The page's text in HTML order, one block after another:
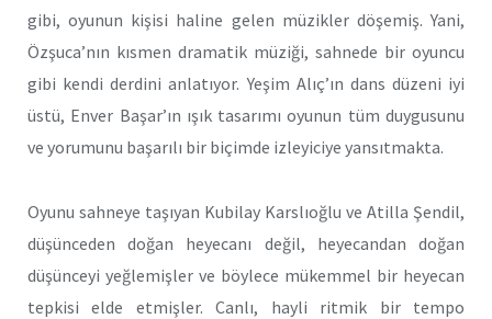
gibi, oyunun kişisi haline gelen müzikler döşemiş. Yani,
Özşuca’nın kısmen dramatik müziği, sahnede bir oyuncu
gibi kendi derdini anlatıyor. Yeşim Alıç’ın dans düzeni iyi
üstü, Enver Başar’ın ışık tasarımı oyunun tüm duygusunu
ve yorumunu başarılı bir biçimde izleyiciye yansıtmakta.
Oyunu sahneye taşıyan Kubilay Karslıoğlu ve Atilla Şendil,
düşünceden doğan heyecanı değil, heyecandan doğan
düşünceyi yeğlemişler ve böylece mükemmel bir heyecan
tepkisi elde etmişler. Canlı, hayli ritmik bir tempo